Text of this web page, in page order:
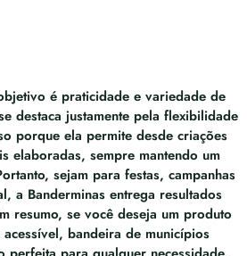
é praticidade e variedade de
destaca justamente pela flexibilidade
porque ela permite desde criações
elaboradas, sempre mantendo um
sejam para festas, campanhas
a Banderminas entrega resultados
resumo, se você deseja um produto
bandeira de municípios